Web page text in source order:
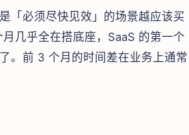
「必须尽快见效」的场景越应该买
几乎全在搭底座，SaaS 的第一个
。前 3 个月的时间差在业务上通常